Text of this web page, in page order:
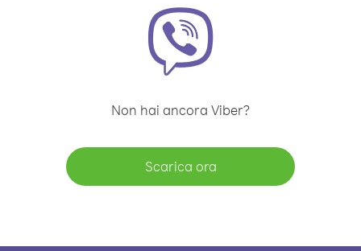
Non hai ancora Viber?
Scarica ora